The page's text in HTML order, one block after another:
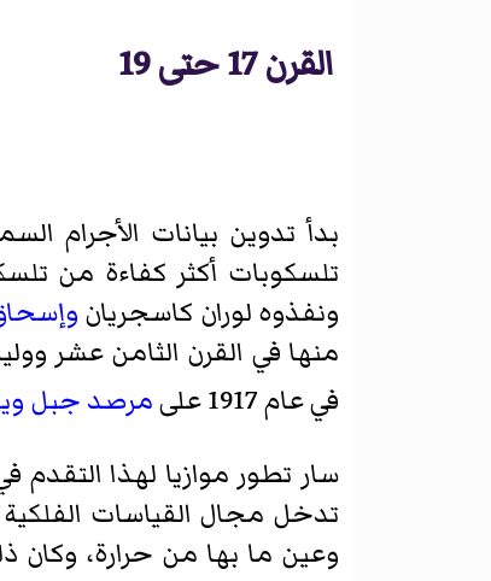
القرن 17 حتى 19
بدأ تدوين بيانات الأجرام
تلسكوبات أكثر كفاءة من
ونفذوه لوران كاسجريان
منها في القرن الثامن عشر
في عام 1917 على
مرصد جبل
سار تطور موازيا لهذا التقدم
تدخل مجال القياسات
وعين ما بها من حرارة، وكان